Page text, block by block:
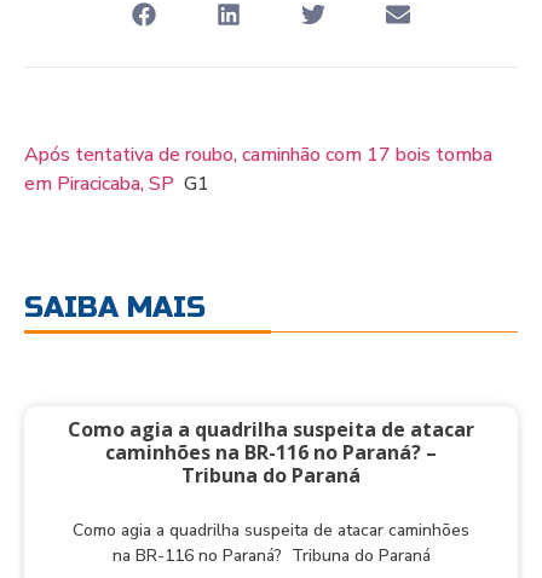
Após tentativa de roubo, caminhão com 17 bois tomba
em Piracicaba, SP G1
SAIBA MAIS
Como agia a quadrilha suspeita de atacar
caminhões na BR-116 no Paraná? –
Tribuna do Paraná
Como agia a quadrilha suspeita de atacar caminhões
na BR-116 no Paraná? Tribuna do Paraná